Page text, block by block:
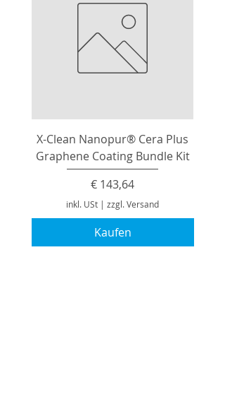
(M12 B4)
X-Clean Nanopur® Cera Plus
Graphene Coating Bundle Kit
Preis
€ 143,64
inkl. USt | zzgl. Versand
Kaufen